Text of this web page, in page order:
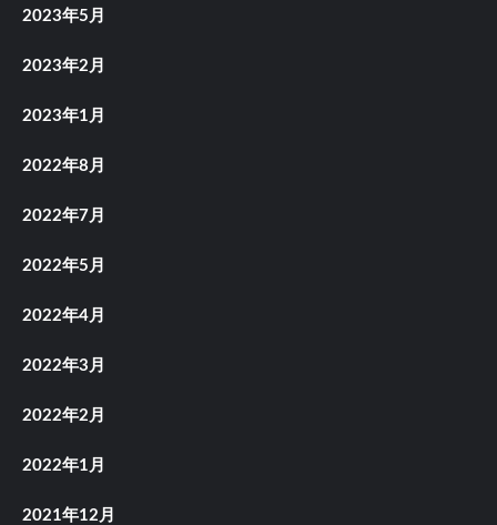
2023年5月
2023年2月
2023年1月
2022年8月
2022年7月
2022年5月
2022年4月
2022年3月
2022年2月
2022年1月
2021年12月